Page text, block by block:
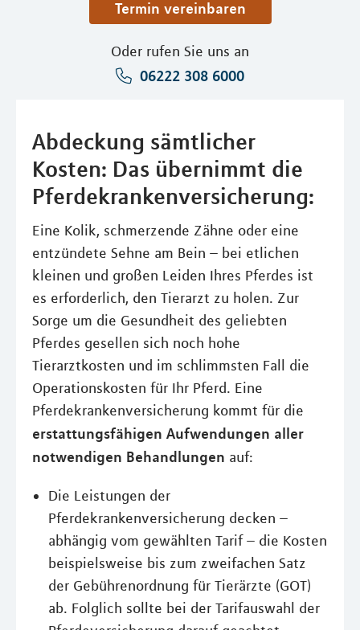
Termin vereinbaren
Oder rufen Sie uns an
06222 308 6000
Abdeckung sämtlicher
Kosten: Das übernimmt die
Pferdekrankenversicherung:
Eine Kolik, schmerzende Zähne oder eine
entzündete Sehne am Bein – bei etlichen
kleinen und großen Leiden Ihres Pferdes ist
es erforderlich, den Tierarzt zu holen. Zur
Sorge um die Gesundheit des geliebten
Pferdes gesellen sich noch hohe
Tierarztkosten und im schlimmsten Fall die
Operationskosten für Ihr Pferd. Eine
Pferdekrankenversicherung kommt für die
erstattungsfähigen Aufwendungen aller
notwendigen Behandlungen auf:
Die Leistungen der
Pferdekrankenversicherung decken –
abhängig vom gewählten Tarif – die Kosten
beispielsweise bis zum zweifachen Satz
der Gebührenordnung für Tierärzte (GOT)
ab. Folglich sollte bei der Tarifauswahl der